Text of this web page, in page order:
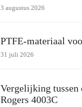
3 augustus 2026
PTFE-materiaal
31 juli 2026
Vergelijking tussen
Rogers 4003C